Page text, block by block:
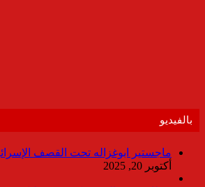
بالفيديو
ماجستير ابوغزاله تحت القصف
أكتوبر 20, 2025